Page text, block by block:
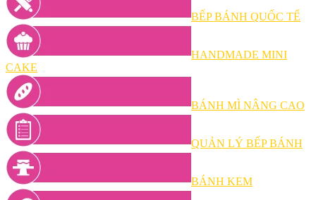
BẾP BÁNH QUỐC TẾ
HANDMADE MINI
CAKE
BÁNH MÌ NÂNG CAO
QUẢN LÝ BẾP BÁNH
BÁNH KEM